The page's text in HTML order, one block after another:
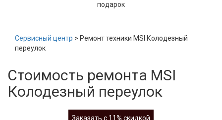
подарок
Сервисный центр > Ремонт техники MSI Колодезный
переулок
Стоимость ремонта MSI
Колодезный переулок
Заказать с 11% скидкой